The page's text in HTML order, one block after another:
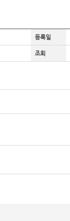
등록일
조회